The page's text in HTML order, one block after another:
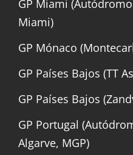
GP Miami
Miami)
GP Mónaco
GP Países Bajos (TT
GP Países Bajos
GP Portugal
Algarve, MGP)